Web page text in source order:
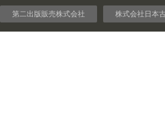
第二出版販売株式会社 株式会社日本